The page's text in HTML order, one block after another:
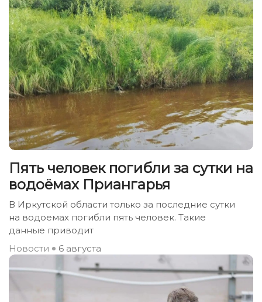
Пять человек погибли за сутки на
водоёмах Приангарья
В Иркутской области только за последние сутки
на водоемах погибли пять человек. Такие
данные приводит
Новости
6 августа